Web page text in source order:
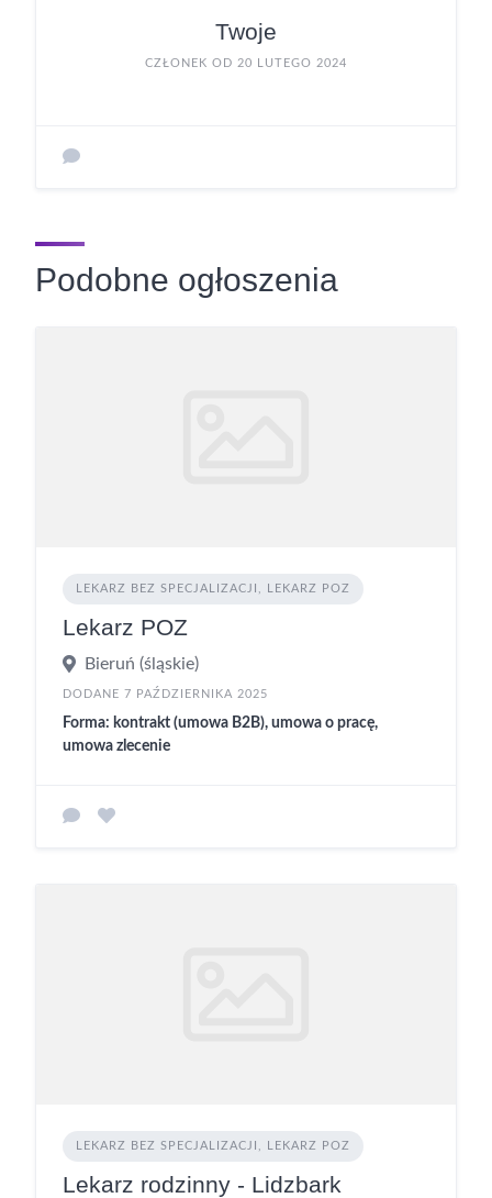
Twoje
CZŁONEK OD 20 LUTEGO 2024
Podobne ogłoszenia
LEKARZ BEZ SPECJALIZACJI, LEKARZ POZ
Lekarz POZ
Bieruń (śląskie)
DODANE 7 PAŹDZIERNIKA 2025
Forma: kontrakt (umowa B2B), umowa o pracę,
umowa zlecenie
LEKARZ BEZ SPECJALIZACJI, LEKARZ POZ
Lekarz rodzinny - Lidzbark